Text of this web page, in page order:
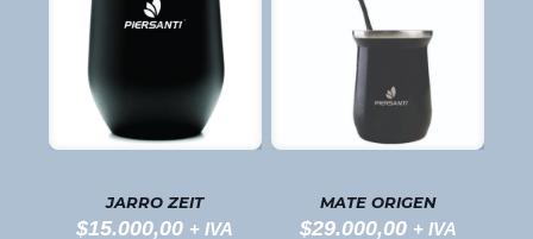
JARRO ZEIT
$15.000,00 + IVA
MATE ORIGEN
$29.000,00 + IVA